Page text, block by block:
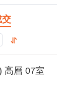
交
高層 07室